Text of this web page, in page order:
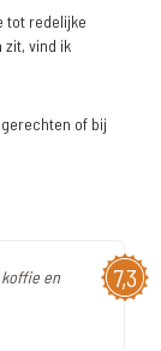
tot redelijke
zit, vind ik
of bij
7,3
en